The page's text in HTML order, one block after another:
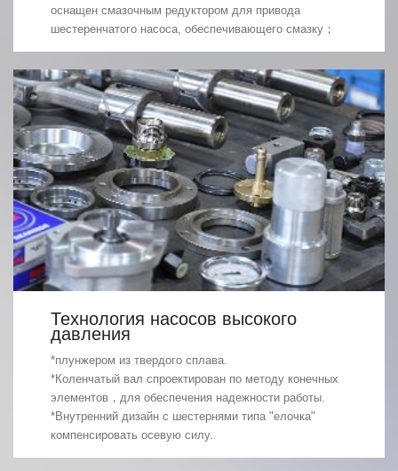
оснащен смазочным редуктором для привода
шестеренчатого насоса, обеспечивающего смазку；
Технология насосов высокого
давления
*плунжером из твердого сплава.
*Коленчатый вал спроектирован по методу конечных
элементов，для обеспечения надежности работы.
*Внутренний дизайн с шестернями типа "елочка"
компенсировать осевую силу.